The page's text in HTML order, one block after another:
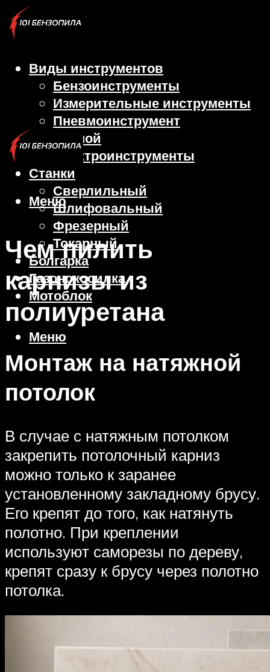
Виды инструментов
Бензоинструменты
Измерительные инструменты
Пневмоинструмент
Ручной
Электроинструменты
Станки
Сверлильный
Шлифовальный
Фрезерный
Токарный
Болгарка
Газонокосилка
Мотоблок
Меню
Меню
Чем пилить
карнизы из
полиуретана
Монтаж на натяжной
потолок
В случае с натяжным потолком
закрепить потолочный карниз
можно только к заранее
установленному закладному брусу.
Его крепят до того, как натянуть
полотно. При креплении
используют саморезы по дереву,
крепят сразу к брусу через полотно
потолка.